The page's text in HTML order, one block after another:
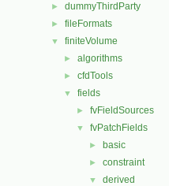
► dummyThirdParty
► fileFormats
▼ finiteVolume
► algorithms
► cfdTools
▼ fields
► fvFieldSources
▼ fvPatchFields
► basic
► constraint
▼ derived